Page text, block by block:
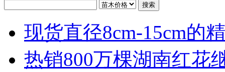
搜索
现货直径8cm-15cm的
热销800万棵湖南红花